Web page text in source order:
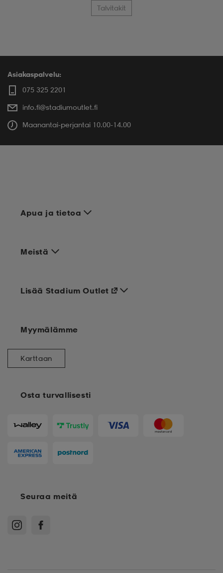
Talvitakit
Asiakaspalvelu:
075 325 2201
info.fi@stadiumoutlet.fi
Maanantai-perjantai 10.00-14.00
Apua ja tietoa
Meistä
Osta turvallisesti
Lisää Stadium Outlet
Myymälämme
Karttaan
Seuraa meitä